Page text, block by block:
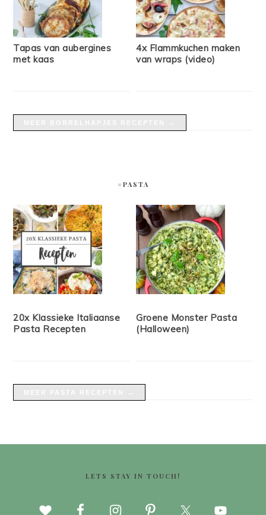
Tapas van aubergines
met kaas
4x Flammkuchen maken
van wraps (video)
#PASTA
20x Klassieke Italiaanse
Pasta Recepten
Groene Monster Pasta
(Halloween)
LETS STAY IN TOUCH!